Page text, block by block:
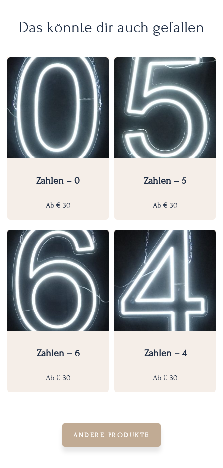
Das könnte dir auch gefallen
Zahlen – 0
Ab € 30
Zahlen – 5
Ab € 30
Zahlen – 6
Ab € 30
Zahlen – 4
Ab € 30
ANDERE PRODUKTE